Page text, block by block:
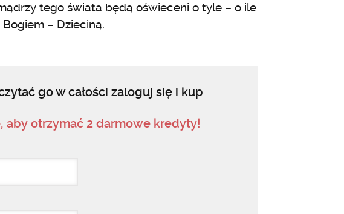
tego świata będą oświeceni o tyle – o ile
– Dzieciną.
go w całości zaloguj się i kup
aby otrzymać 2 darmowe kredyty!